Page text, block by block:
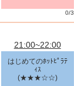
0/3
21:00~22:00
はじめてのﾎｯﾄﾋﾟﾗﾃ
ｨｽ
(★★★☆☆)